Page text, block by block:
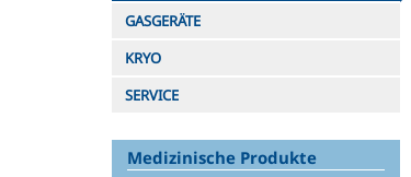
GASGERÄTE
KRYO
SERVICE
Medizinische Produkte